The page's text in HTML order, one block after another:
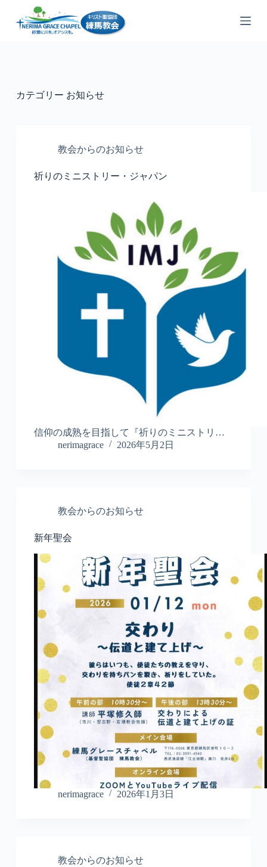
ン
キ
カテゴリー お知らせ
教会からのお知らせ
祈りのミニストリー・ジャパン
信仰の成熟を目指して『祈りのミニストリ…
nerimagrace
2026年5月2日
教会からのお知らせ
新年聖会
nerimagrace 2026年1月3日
教会からのお知らせ